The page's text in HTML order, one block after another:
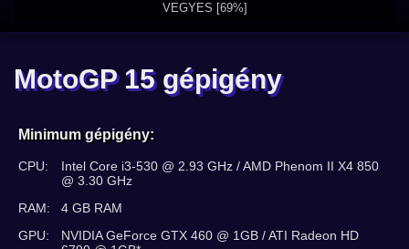
VEGYES [69%]
MotoGP 15 gépigény
Minimum gépigény:
CPU:
Intel Core i3-530 @ 2.93 GHz / AMD Phenom II X4 850
@ 3.30 GHz
RAM:
4 GB RAM
GPU:
NVIDIA GeForce GTX 460 @ 1GB / ATI Radeon HD